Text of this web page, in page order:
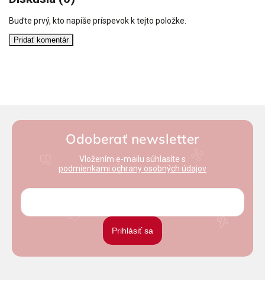
Buďte prvý, kto napíše príspevok k tejto položke.
Pridať komentár
Odoberať newsletter
Vložením e-mailu súhlasíte s
podmienkami ochrany osobných údajov
Prihlásiť sa